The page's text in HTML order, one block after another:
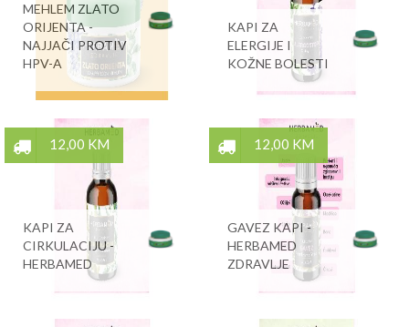
MEHLEM ZLATO
ORIJENTA -
NAJJAČI PROTIV
HPV-A
KAPI ZA
ELERGIJE I
KOŽNE BOLESTI
12,00 KM
KAPI ZA
CIRKULACIJU -
HERBAMED
12,00 KM
GAVEZ KAPI -
HERBAMED
ZDRAVLJE